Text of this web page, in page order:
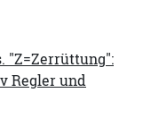
"Z=Zerrüttung":
Regler und